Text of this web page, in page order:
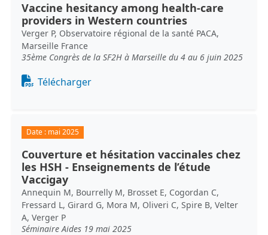
Vaccine hesitancy among health-care
providers in Western countries
Verger P, Observatoire régional de la santé PACA,
Marseille France
35ème Congrès de la SF2H à Marseille du 4 au 6 juin 2025
Document
Télécharger
Date : mai 2025
Couverture et hésitation vaccinales chez
les HSH - Enseignements de l’étude
Vaccigay
Annequin M, Bourrelly M, Brosset E, Cogordan C,
Fressard L, Girard G, Mora M, Oliveri C, Spire B, Velter
A, Verger P
Séminaire Aides 19 mai 2025